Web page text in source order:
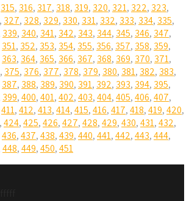
315, 316, 317, 318, 319, 320, 321, 322, 323,
, 327, 328, 329, 330, 331, 332, 333, 334, 335,
339, 340, 341, 342, 343, 344, 345, 346, 347,
351, 352, 353, 354, 355, 356, 357, 358, 359,
363, 364, 365, 366, 367, 368, 369, 370, 371,
, 375, 376, 377, 378, 379, 380, 381, 382, 383,
387, 388, 389, 390, 391, 392, 393, 394, 395,
399,400,401,402,403,404,405,406,407,
411,412,413,414,415,416,417,418,419,420,
,424,425,426,427,428,429,430,431,432,
436,437,438,439,440,441,442,443,444,
448,449,450,451